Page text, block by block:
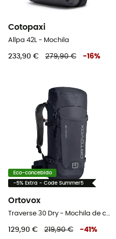
Cotopaxi
Allpa 42L - Mochila
233,90 € 279,90 € -16%
Eco-concebido
-5% Extra - Code Summer5
Ortovox
129,90 € 219,90 € -41 %